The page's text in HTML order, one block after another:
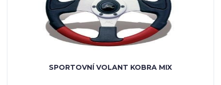
SPORTOVNÍ VOLANT KOBRA MIX